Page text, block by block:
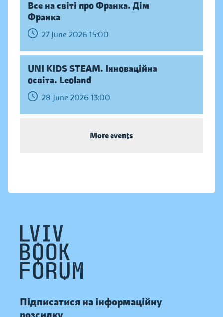
Все на світі про Франка. Дім
Франка
27 June 2026 15:00
UNI KIDS STEAM. Інноваційна
освіта. Leoland
28 June 2026 13:00
More events
Підписатися на інформаційну